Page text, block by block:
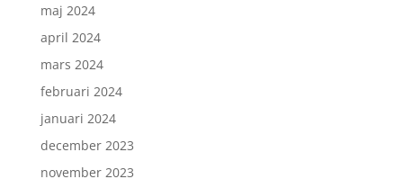
maj 2024
april 2024
mars 2024
februari 2024
januari 2024
december 2023
november 2023